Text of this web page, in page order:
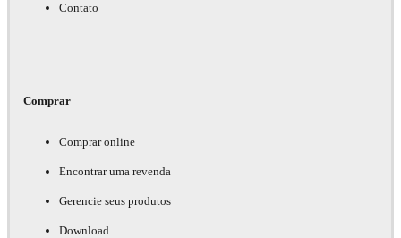
Contato
Comprar
Comprar online
Encontrar uma revenda
Gerencie seus produtos
Download